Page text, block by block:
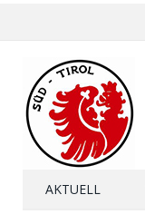
AKTUELL